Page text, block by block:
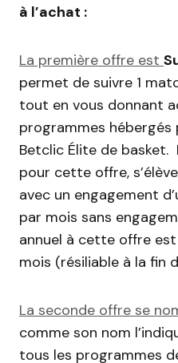
à l’achat :
La première offre est
permet de suivre 1
tout en vous donnant
programmes hébergés
Betclic Élite de basket.
pour cette offre,
avec un engagement
par mois sans
annuel à cette offre est
mois (résiliable à la fin
La seconde offre se
comme son nom
tous les programmes